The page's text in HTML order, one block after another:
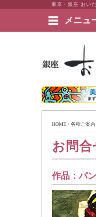
メニュ
絵画など美術品
HOME / 各種ご案内
お問合
作品：パ